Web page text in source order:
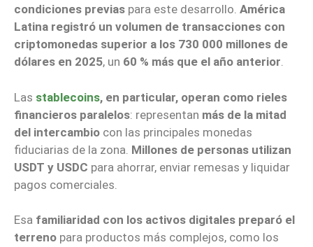
condiciones previas para este desarrollo. América
Latina registró un volumen de transacciones con
criptomonedas superior a los 730 000 millones de
dólares en 2025, un 60 % más que el año anterior.
Las stablecoins, en particular, operan como rieles
financieros paralelos: representan más de la mitad
del intercambio con las principales monedas
fiduciarias de la zona. Millones de personas utilizan
USDT y USDC para ahorrar, enviar remesas y liquidar
pagos comerciales.
Esa familiaridad con los activos digitales preparó el
terreno para productos más complejos, como los